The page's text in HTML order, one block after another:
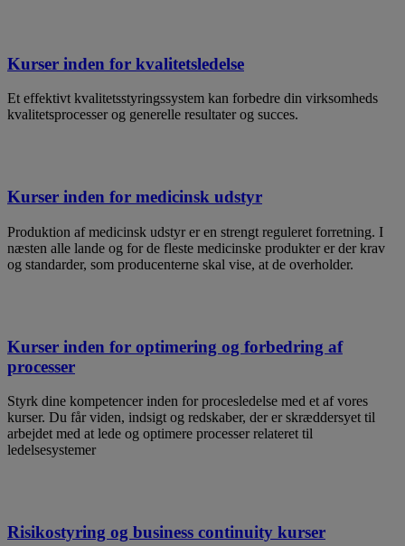
Kurser inden for kvalitetsledelse
Et effektivt kvalitetsstyringssystem kan forbedre din virksomheds
kvalitetsprocesser og generelle resultater og succes.
Kurser inden for medicinsk udstyr
Produktion af medicinsk udstyr er en strengt reguleret forretning. I
næsten alle lande og for de fleste medicinske produkter er der krav
og standarder, som producenterne skal vise, at de overholder.
Kurser inden for optimering og forbedring af
processer
Styrk dine kompetencer inden for procesledelse med et af vores
kurser. Du får viden, indsigt og redskaber, der er skræddersyet til
arbejdet med at lede og optimere processer relateret til
ledelsesystemer
Risikostyring og business continuity kurser